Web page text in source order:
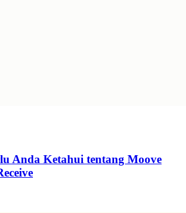
Anda Ketahui tentang Moove